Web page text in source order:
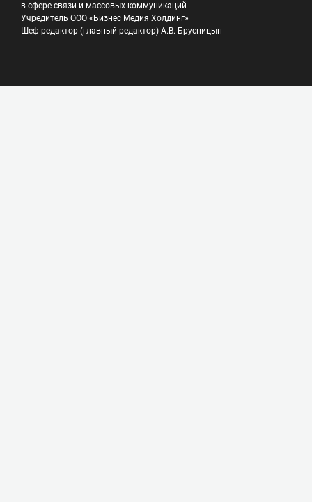
в сфере связи и массовых коммуникаций
Учредитель ООО «Бизнес Медия Холдинг»
Шеф-редактор (главный редактор) А.В. Брусницын